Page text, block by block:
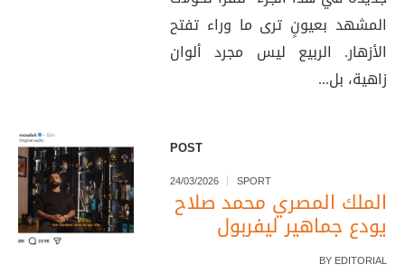
المشهد بعيونٍ ترى ما وراء تفتح
الأزهار. الربيع ليس مجرد ألوان
زاهية، بل...
POST
24/03/2026 SPORT
الملك المصري محمد صلاح
يودع جماهير ليفربول
BY EDITORIAL